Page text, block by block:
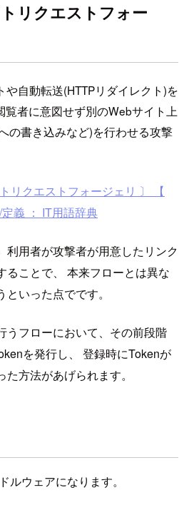
リクエストフォー
自動転送(HTTPリダイレクト)を
覧者に意図せず別のWebサイト上
の書き込みなど)を行わせる攻撃
リクエストフォージェリ 〕 【
義 ： IT用語辞典
利用者が攻撃者が用意したリンク
ることで、 本来フローとは異な
いった点でです。
うフローにおいて、その前段階
を発行し、 登録時にTokenが
方法があげられます。
ウェアになります。